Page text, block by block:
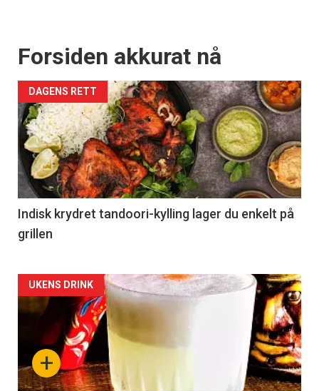
Forsiden akkurat nå
DAGENS RETT
Indisk krydret tandoori-kylling lager du enkelt på
grillen
Forsiden
akkurat
nå
-
+
UKENS DRINK